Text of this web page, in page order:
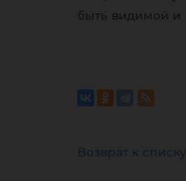
быть видимой и
Возврат к списку